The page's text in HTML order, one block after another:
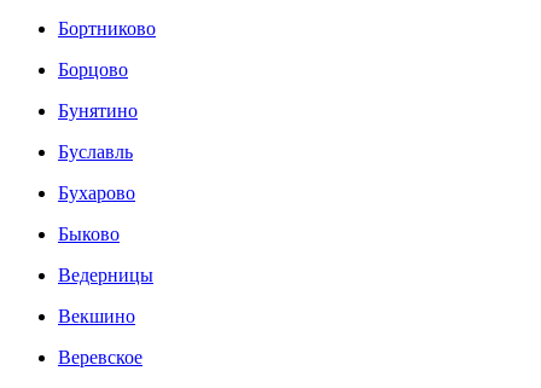
Бортниково
Борцово
Бунятино
Буславль
Бухарово
Быково
Ведерницы
Векшино
Веревское